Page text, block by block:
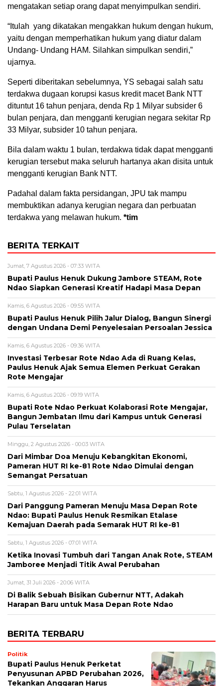
mengatakan setiap orang dapat menyimpulkan sendiri.
“Itulah yang dikatakan mengakkan hukum dengan hukum,
yaitu dengan memperhatikan hukum yang diatur dalam
Undang- Undang HAM. Silahkan simpulkan sendiri,”
ujarnya.
Seperti diberitakan sebelumnya, YS sebagai salah satu
terdakwa dugaan korupsi kasus kredit macet Bank NTT
dituntut 16 tahun penjara, denda Rp 1 Milyar subsider 6
bulan penjara, dan mengganti kerugian negara sekitar Rp
33 Milyar, subsider 10 tahun penjara.
Bila dalam waktu 1 bulan, terdakwa tidak dapat mengganti
kerugian tersebut maka seluruh hartanya akan disita untuk
mengganti kerugian Bank NTT.
Padahal dalam fakta persidangan, JPU tak mampu
membuktikan adanya kerugian negara dan perbuatan
terdakwa yang melawan hukum. *tim
BERITA TERKAIT
Jumat, 7 Agustus 2026 - 07:33 WITA
Bupati Paulus Henuk Dukung Jambore STEAM, Rote
Ndao Siapkan Generasi Kreatif Hadapi Masa Depan
Kamis, 6 Agustus 2026 - 09:55 WITA
Bupati Paulus Henuk Pilih Jalur Dialog, Bangun Sinergi
dengan Undana Demi Penyelesaian Persoalan Jessica
Kamis, 6 Agustus 2026 - 09:36 WITA
Investasi Terbesar Rote Ndao Ada di Ruang Kelas,
Paulus Henuk Ajak Semua Elemen Perkuat Gerakan
Rote Mengajar
Kamis, 6 Agustus 2026 - 09:19 WITA
Bupati Rote Ndao Perkuat Kolaborasi Rote Mengajar,
Bangun Jembatan Ilmu dari Kampus untuk Generasi
Pulau Terselatan
Minggu, 2 Agustus 2026 - 00:03 WITA
Dari Mimbar Doa Menuju Kebangkitan Ekonomi,
Pameran HUT RI ke-81 Rote Ndao Dimulai dengan
Semangat Persatuan
Sabtu, 1 Agustus 2026 - 22:01 WITA
Dari Panggung Pameran Menuju Masa Depan Rote
Ndao: Bupati Paulus Henuk Resmikan Etalase
Kemajuan Daerah pada Semarak HUT RI ke-81
Sabtu, 1 Agustus 2026 - 07:01 WITA
Ketika Inovasi Tumbuh dari Tangan Anak Rote, STEAM
Jamboree Menjadi Titik Awal Perubahan
Jumat, 31 Juli 2026 - 20:06 WITA
Di Balik Sebuah Bisikan Gubernur NTT, Adakah
Harapan Baru untuk Masa Depan Rote Ndao
BERITA TERBARU
Politik
Bupati Paulus Henuk Perketat
Penyusunan APBD Perubahan 2026,
Tekankan Anggaran Harus